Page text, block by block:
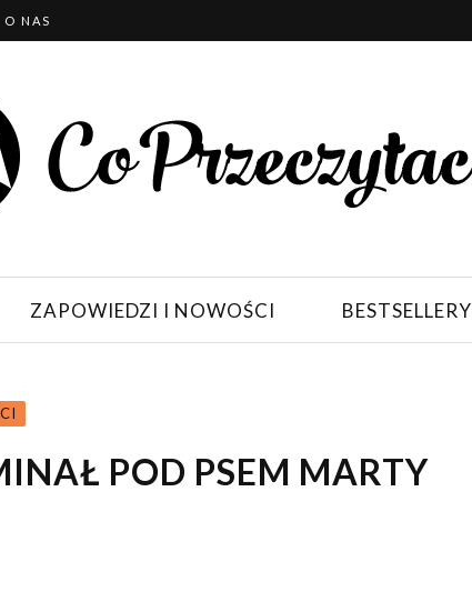
O NAS
ZAPOWIEDZI I NOWOŚCI BESTSELLERY
POD PSEM MARTY